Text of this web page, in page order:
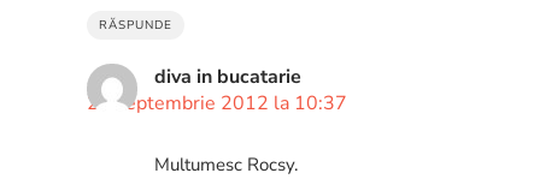
RĂSPUNDE
diva in bucatarie
24 septembrie 2012 la 10:37
Multumesc Rocsy.